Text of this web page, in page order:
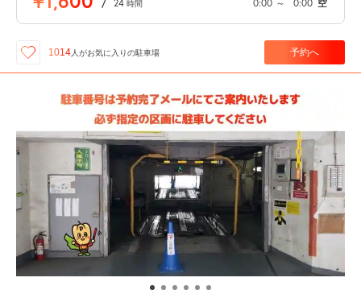
/ 24 時間 0:00 ～ 0:00 空
1014人がお気に入りの駐車場 予約へ